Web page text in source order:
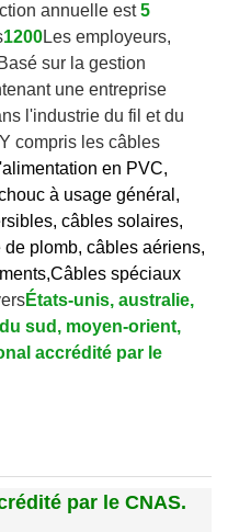
annuelle est 5
1200Les employeurs,
sur la gestion
une entreprise
l'industrie du fil et du
Y compris les câbles
en PVC,
à usage général,
câbles solaires,
plomb, câbles aériens,
Câbles spéciaux
États-unis, australie,
sud, moyen-orient,
accrédité par le
par le CNAS.